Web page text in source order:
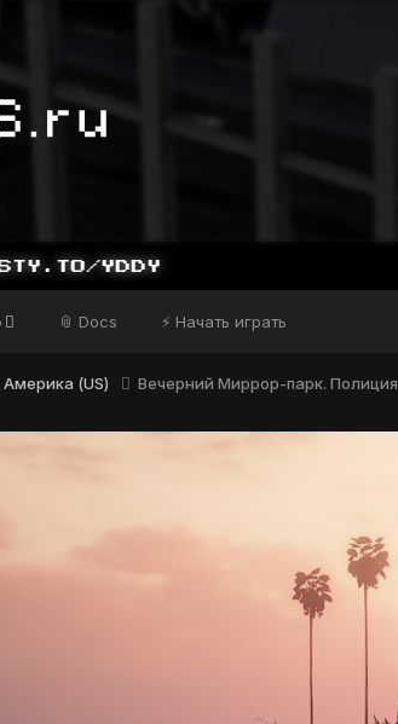
📎 Docs ⚡ Начать играть
Америка (US) Вечерний Миррор-парк. Полиция